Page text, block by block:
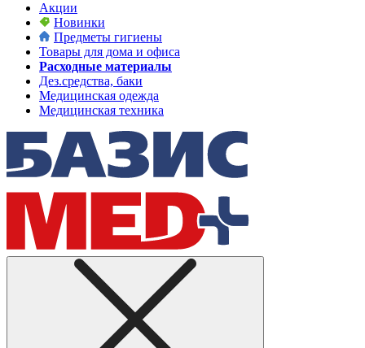
Акции
Новинки
Предметы гигиены
Товары для дома и офиса
Расходные материалы
Дез.средства, баки
Медицинская одежда
Медицинская техника